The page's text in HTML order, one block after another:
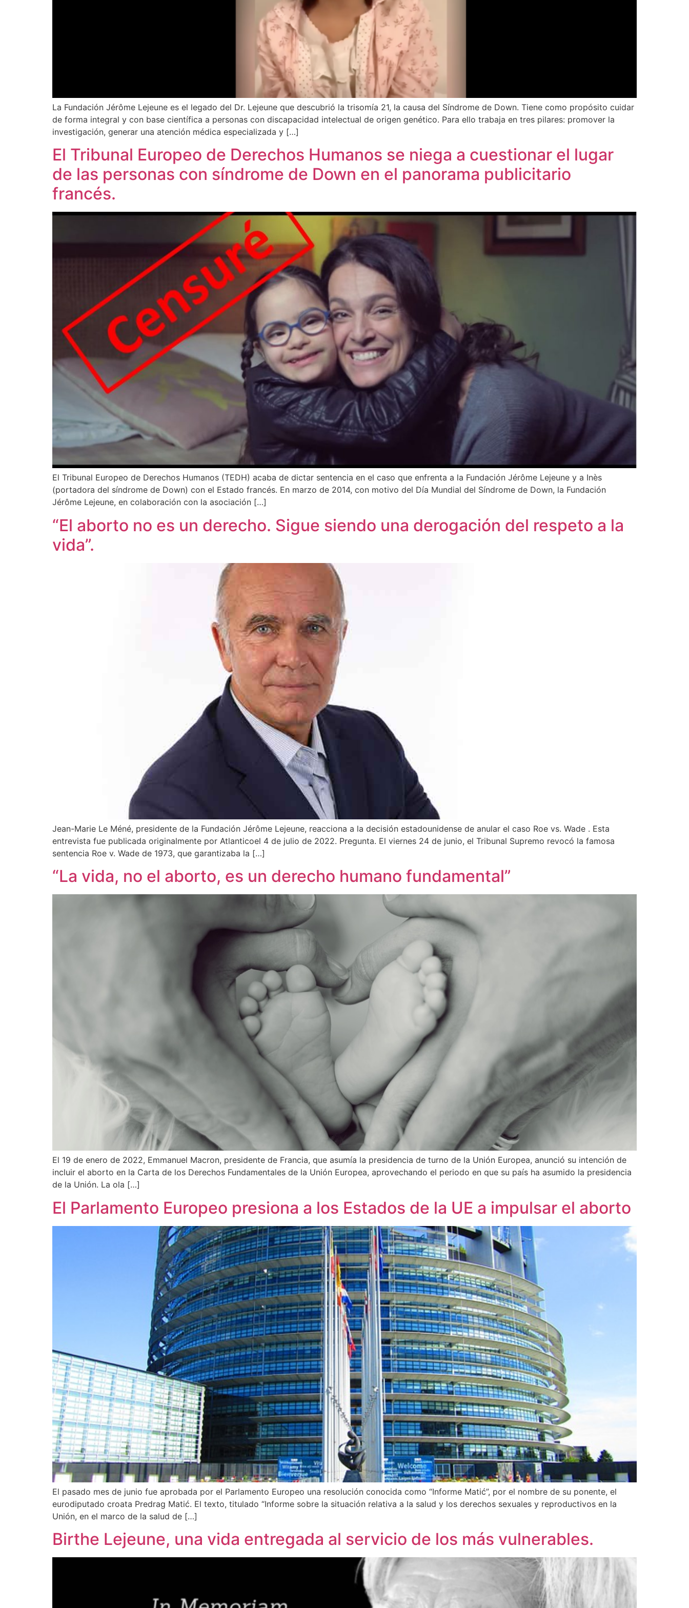
La Fundación Jérôme Lejeune es el legado del Dr. Lejeune que descubrió la trisomía 21, la causa del Síndrome de Down. Tiene como propósito cuidar
de forma integral y con base científica a personas con discapacidad intelectual de origen genético. Para ello trabaja en tres pilares: promover la
investigación, generar una atención médica especializada y […]
El Tribunal Europeo de Derechos Humanos se niega a cuestionar el lugar
de las personas con síndrome de Down en el panorama publicitario
francés.
El Tribunal Europeo de Derechos Humanos (TEDH) acaba de dictar sentencia en el caso que enfrenta a la Fundación Jérôme Lejeune y a Inès
(portadora del síndrome de Down) con el Estado francés. En marzo de 2014, con motivo del Día Mundial del Síndrome de Down, la Fundación
Jérôme Lejeune, en colaboración con la asociación […]
“El aborto no es un derecho. Sigue siendo una derogación del respeto a la
vida”.
Jean-Marie Le Méné, presidente de la Fundación Jérôme Lejeune, reacciona a la decisión estadounidense de anular el caso Roe vs. Wade . Esta
entrevista fue publicada originalmente por Atlanticoel 4 de julio de 2022. Pregunta. El viernes 24 de junio, el Tribunal Supremo revocó la famosa
sentencia Roe v. Wade de 1973, que garantizaba la […]
“La vida, no el aborto, es un derecho humano fundamental”
El 19 de enero de 2022, Emmanuel Macron, presidente de Francia, que asumía la presidencia de turno de la Unión Europea, anunció su intención de
incluir el aborto en la Carta de los Derechos Fundamentales de la Unión Europea, aprovechando el periodo en que su país ha asumido la presidencia
de la Unión. La ola […]
El Parlamento Europeo presiona a los Estados de la UE a impulsar el aborto
El pasado mes de junio fue aprobada por el Parlamento Europeo una resolución conocida como “Informe Matić”, por el nombre de su ponente, el
eurodiputado croata Predrag Matić. El texto, titulado “Informe sobre la situación relativa a la salud y los derechos sexuales y reproductivos en la
Unión, en el marco de la salud de […]
Birthe Lejeune, una vida entregada al servicio de los más vulnerables.